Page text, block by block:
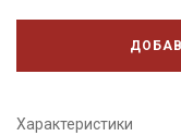
Характеристики